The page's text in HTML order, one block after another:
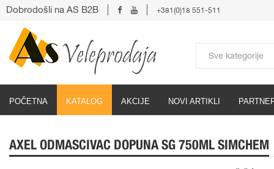
POČETNA KATALOG AKCIJE NOVI ARTIKLI
Dobrodošli na AS B2B +381(0)18 551-511
AXEL ODMASCIVAC DOPUNA SG 750ML SIMCHEM